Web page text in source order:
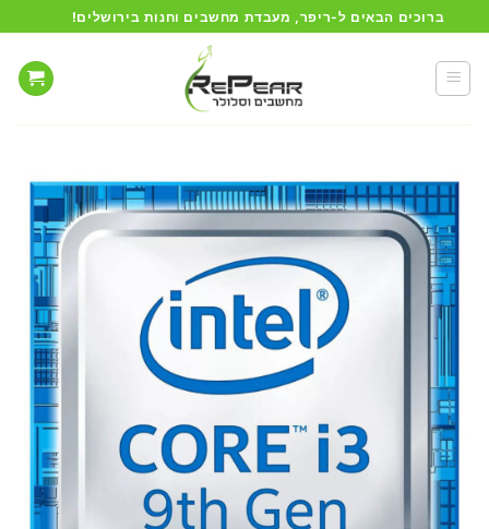
to
content
ברוכים הבאים ל-ריפר, מעבדת מחשבים וחנות בירושלים!